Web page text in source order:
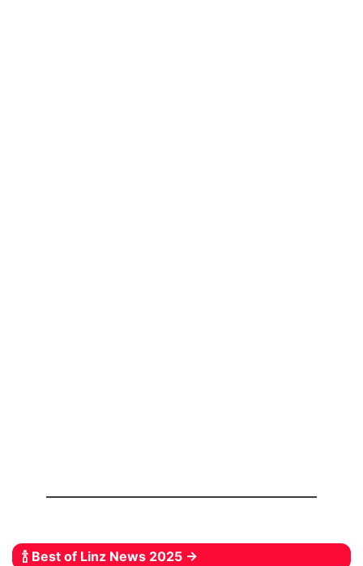
🍾 Best of Linz News 2025 →